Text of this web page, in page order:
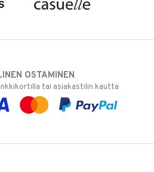
OSTAMINEN
tai asiakastilin kautta